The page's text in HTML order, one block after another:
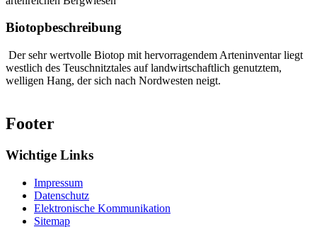
Biotopbeschreibung
Der sehr wertvolle Biotop mit hervorragendem Arteninventar liegt
westlich des Teuschnitztales auf landwirtschaftlich genutztem,
welligen Hang, der sich nach Nordwesten neigt.
Footer
Wichtige Links
Impressum
Datenschutz
Elektronische Kommunikation
Sitemap